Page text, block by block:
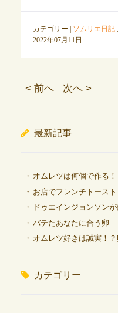
カテゴリー | ソムリエ日記,
2022年07月11日
< 前へ 次へ >
最新記事
オムレツは何個で作る
お店でフレンチトース
ドゥエインジョンソン
バテたあなたに合う卵
オムレツ好きは誠実！
カテゴリー